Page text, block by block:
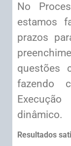
No
estamos
prazos
questões
fazendo
dinâmico.
Resultados